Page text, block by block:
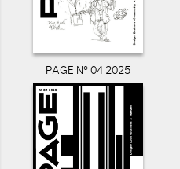
PAGE N° 04 2025